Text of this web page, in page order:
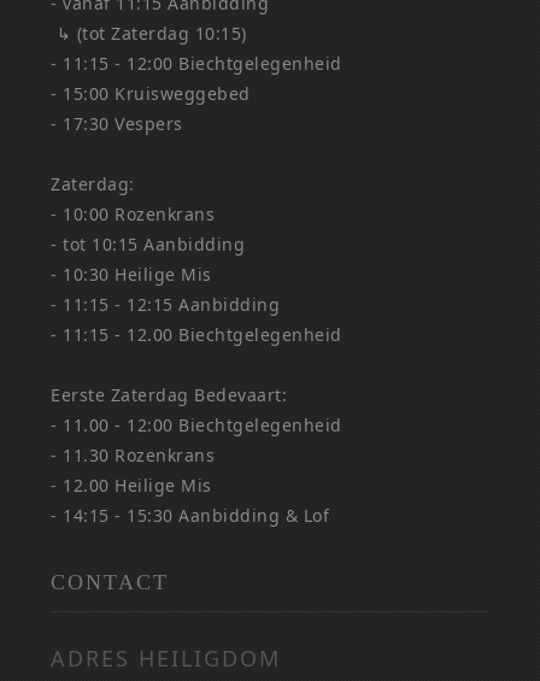
↳ (tot Zaterdag 10:15)
- 11:15 - 12:00 Biechtgelegenheid
- 15:00 Kruisweggebed
- 17:30 Vespers
Zaterdag:
- 10:00 Rozenkrans
- tot 10:15 Aanbidding
- 10:30 Heilige Mis
- 11:15 - 12:15 Aanbidding
- 11:15 - 12.00 Biechtgelegenheid
Eerste Zaterdag Bedevaart:
- 11.00 - 12:00 Biechtgelegenheid
- 11.30 Rozenkrans
- 12.00 Heilige Mis
- 14:15 - 15:30 Aanbidding & Lof
CONTACT
ADRES HEILIGDOM